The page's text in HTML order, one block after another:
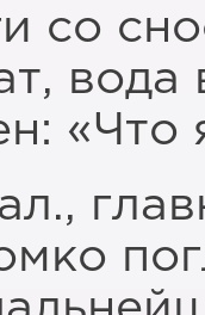
со
вода
«Что